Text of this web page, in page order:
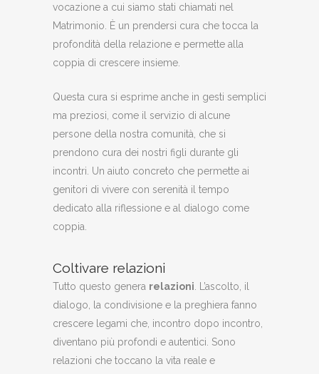
vocazione a cui siamo stati chiamati nel
Matrimonio. È un prendersi cura che tocca la
profondità della relazione e permette alla
coppia di crescere insieme.
Questa cura si esprime anche in gesti semplici
ma preziosi, come il servizio di alcune
persone della nostra comunità, che si
prendono cura dei nostri figli durante gli
incontri. Un aiuto concreto che permette ai
genitori di vivere con serenità il tempo
dedicato alla riflessione e al dialogo come
coppia.
Coltivare relazioni
Tutto questo genera relazioni . L’ascolto, il
dialogo, la condivisione e la preghiera fanno
crescere legami che, incontro dopo incontro,
diventano più profondi e autentici. Sono
relazioni che toccano la vita reale e